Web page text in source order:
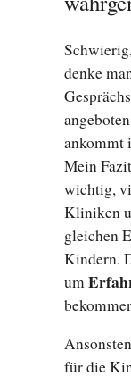
denke
ankommt
Mein
wichtig,
Kliniken
gleichen
Kindern.
um
für die